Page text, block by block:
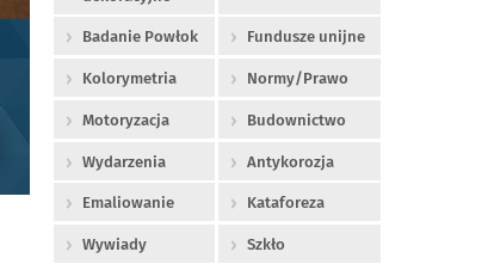
Badanie Powłok Fundusze unijne
Kolorymetria Normy/Prawo
Motoryzacja Budownictwo
Wydarzenia Antykorozja
Emaliowanie Kataforeza
Wywiady Szkło